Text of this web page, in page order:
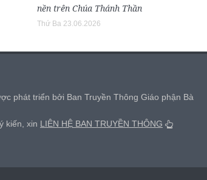
nền trên Chúa Thánh Thần
Thứ Ba 23.06.2026
phát triển bởi Ban Truyền Thông Giáo phận Bà
kiến, xin LIÊN HỆ BAN TRUYỀN THÔNG